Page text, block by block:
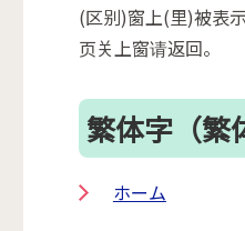
(区别)窗上(里)被表
页关上窗请返回。
繁体字（繁
ホーム